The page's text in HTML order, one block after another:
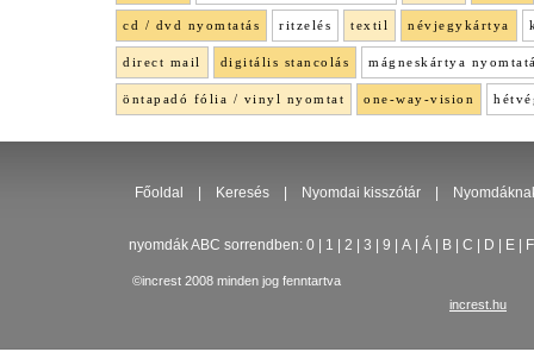
cd / dvd nyomtatás ritzelés textil névjegykártya
direct mail digitális stancolás mágneskártya
öntapadó fólia / vinyl nyomtat one-way-vision
Főoldal Keresés Nyomdai kisszótár
nyomdák ABC sorrendben: 0 1 2 3 9 A Á B C D E F
©increst 2008 minden jog fenntartva
increst.hu